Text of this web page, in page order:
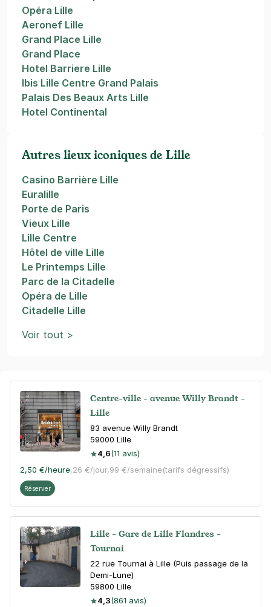
Centre-ville - avenue Willy Brandt -
Lille
83 avenue Willy Brandt
59000 Lille
4,6(11 avis)
2,50 €/heure,26 €/jour,99 €/semaine(tarifs dégressifs)
Réserver
Lille - Gare de Lille Flandres -
Tournai
22 rue Tournai à Lille (Puis passage de la
Demi-Lune)
59800 Lille
4,3(861 avis)
Opéra Lille
Aeronef Lille
Grand Place Lille
Grand Place
Hotel Barriere Lille
Ibis Lille Centre Grand Palais
Palais Des Beaux Arts Lille
Hotel Continental
Autres lieux iconiques de Lille
Casino Barrière Lille
Euralille
Porte de Paris
Vieux Lille
Lille Centre
Hôtel de ville Lille
Le Printemps Lille
Parc de la Citadelle
Opéra de Lille
Citadelle Lille
Voir tout >